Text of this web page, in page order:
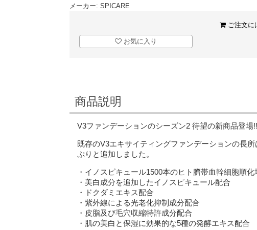
メーカー: SPICARE
ご注文に
お気に入り
商品説明
V3ファンデーションのシーズン2 待望の新商品登場!!
既存のV3エキサイティングファンデーションの長
ぷりと追加しました。
・イノスピキュール1500本のヒト臍帯血幹細胞順
・美白成分を追加したイノスピキュール配合
・ドクダミエキス配合
・紫外線による光老化抑制成分配合
・皮脂及び毛穴収縮特許成分配合
・肌の美白と保湿に効果的な5種の発酵エキス配合